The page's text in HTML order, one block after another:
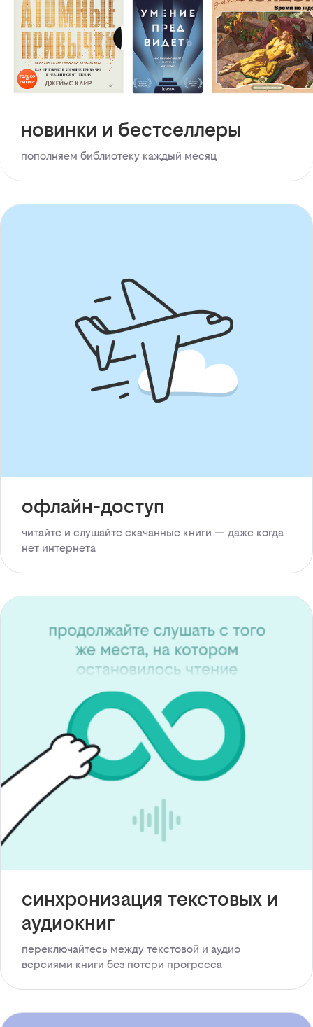
новинки и бестселлеры
пополняем библиотеку каждый месяц
офлайн-доступ
читайте и слушайте скачанные книги — даже когда
нет интернета
синхронизация текстовых и
аудиокниг
переключайтесь между текстовой и аудио
версиями книги без потери прогресса